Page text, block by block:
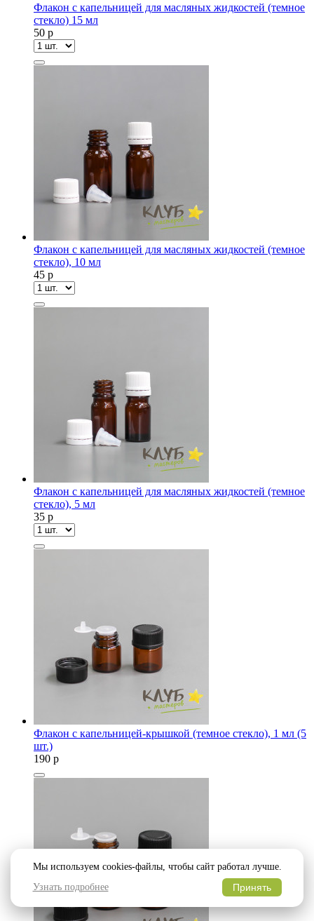
Флакон с капельницей для масляных жидкостей (темное
стекло) 15 мл
50 p
Флакон с капельницей для масляных жидкостей (темное
стекло), 10 мл
45 p
Флакон с капельницей для масляных жидкостей (темное
стекло), 5 мл
35 p
Флакон с капельницей-крышкой (темное стекло), 1 мл (5
шт.)
190 p
Мы используем cookies-файлы, чтобы сайт работал лучше.
Узнать подробнее
Принять